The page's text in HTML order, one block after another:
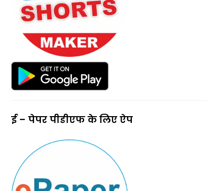
ई – पेपर पीडीएफ के लिए ऐप